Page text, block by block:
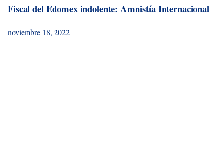
Fiscal del Edomex indolente: Amnistía Internacional
noviembre 18, 2022